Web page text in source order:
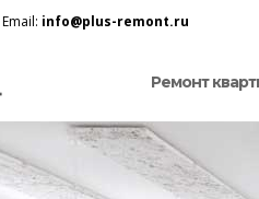
Email: info@plus-remont.ru
Ремонт